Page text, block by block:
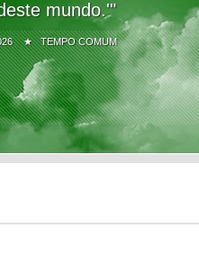
mundo.'"
★ TEMPO COMUM